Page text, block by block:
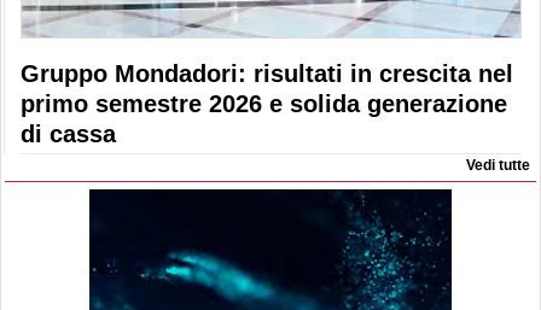
Gruppo Mondadori: risultati in crescita nel
primo semestre 2026 e solida generazione
di cassa
Vedi tutte